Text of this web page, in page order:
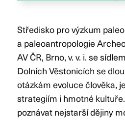
Středisko pro výzkum
a paleoantropologie
AV ČR, Brno, v. v. i. se
Dolních Věstonicích se
otázkám evoluce člověka,
strategiím i hmotné
poznávat nejstarší dějiny